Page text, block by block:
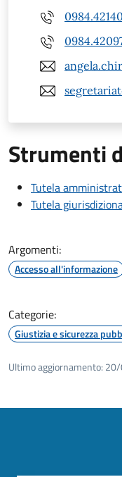
Strumenti
Tutela
Tutela
Argomenti:
Accesso all'informazione
Categorie:
Giustizia e sicurezza
Ultimo aggiornamento: